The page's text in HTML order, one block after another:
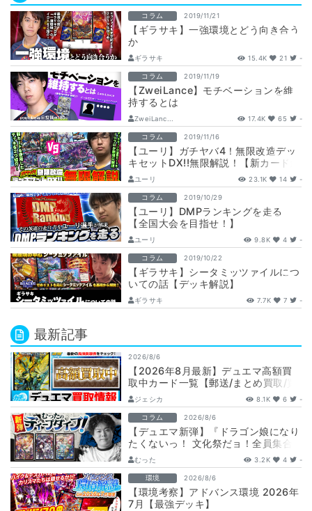
コラム 2019/11/21
【ギラサキ】一強環境とどう向き合う
か
ギラサキ 15.4K 21 -
コラム 2019/11/19
【ZweiLance】モチベーションを維
持するとは
ZweiLanc... 17.4K 65 -
コラム 2019/11/16
【ユーリ】ガチヤバ4！無限改造デッ
キセットDX!!無限解説！【新カード解
説】
ユーリ 23.1K 14 -
コラム 2019/10/29
【ユーリ】DMPランキングを走る
【全国大会を目指せ！】
ユーリ 9.8K 4 -
コラム 2019/10/22
【ギラサキ】シータミッツァイルにつ
いての話【デッキ解説】
ギラサキ 7.7K 7 -
最新記事
2026/8/6
【2026年8月最新】デュエマ高額買
取中カード一覧【郵送/まとめ買取/買
取表/相場/金トレジャー】
ジェシカ 8.1K 6 -
コラム 2026/8/6
【デュエマ新弾】『ドラゴン娘になり
たくないっ！ 文化祭だョ！全員集合!!
ドラ娘100％パック』注目カードまと
め…
むった 3.2K 4 -
環境 2026/8/6
【環境考察】アドバンス環境 2026年
7月【最強デッキ】